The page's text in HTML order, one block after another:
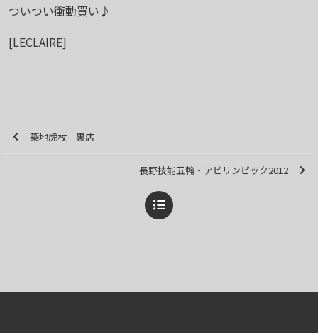
ついつい衝動買い♪
[LECLAIRE]
築地虎杖 裏店
長野技能五輪・アビリンピック2012